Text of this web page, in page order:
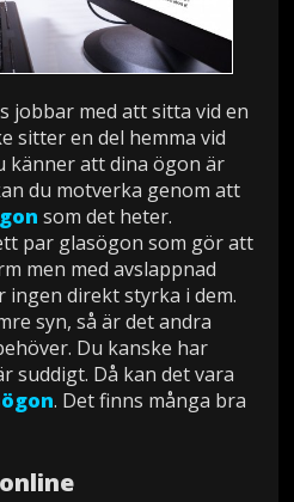
jobbar med att sitta vid en
sitter en del hemma vid
känner att dina ögon är
du motverka genom att
som det heter.
par glasögon som gör att
men med avslappnad
ingen direkt styrka i dem.
syn, så är det andra
Du kanske har
suddigt. Då kan det vara
. Det finns många bra